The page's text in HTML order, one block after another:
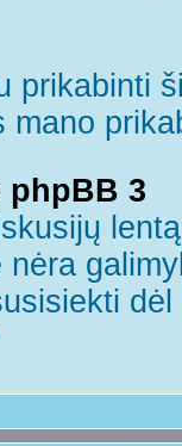
prikabinti
mano
phpBB 3